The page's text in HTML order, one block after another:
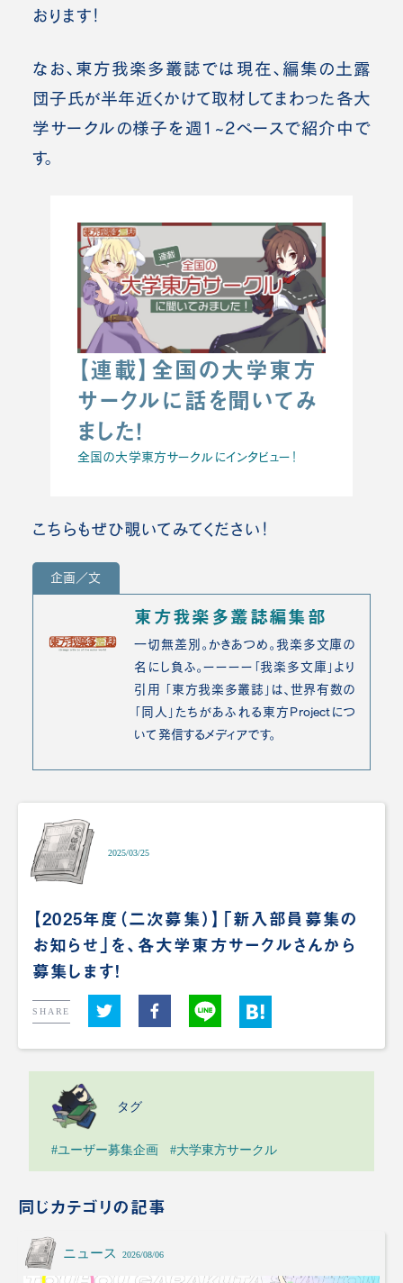
おります！
なお、東方我楽多叢誌では現在、編集の土露
団子氏が半年近くかけて取材してまわった各大
学サークルの様子を週1~2ペースで紹介中で
す。
【連載】全国の大学東方
サークルに話を聞いてみ
ました！
全国の大学東方サークルにインタビュー！
こちらもぜひ覗いてみてください！
企画／文
東方我楽多叢誌編集部
一切無差別。かきあつめ。我楽多文庫の
名にし負ふ。ーーーー「我楽多文庫」より
引用 「東方我楽多叢誌」は、世界有数の
「同人」たちがあふれる東方Projectにつ
いて発信するメディアです。
2025/03/25
【2025年度（二次募集）】「新入部員募集の
お知らせ」を、各大学東方サークルさんから
募集します！
SHARE
タグ
#ユーザー募集企画 #大学東方サークル
同じカテゴリの記事
ニュース 2026/08/06